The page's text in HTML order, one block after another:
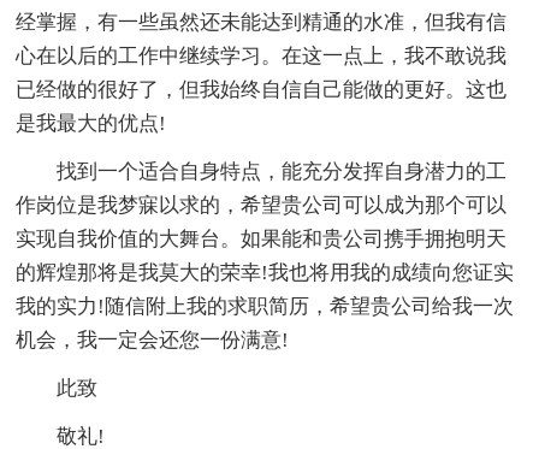
经掌握，有一些虽然还未能达到精通的水准，但我有信
心在以后的工作中继续学习。在这一点上，我不敢说我
已经做的很好了，但我始终自信自己能做的更好。这也
是我最大的优点!
找到一个适合自身特点，能充分发挥自身潜力的工
作岗位是我梦寐以求的，希望贵公司可以成为那个可以
实现自我价值的大舞台。如果能和贵公司携手拥抱明天
的辉煌那将是我莫大的荣幸!我也将用我的成绩向您证实
我的实力!随信附上我的求职简历，希望贵公司给我一次
机会，我一定会还您一份满意!
此致
敬礼!